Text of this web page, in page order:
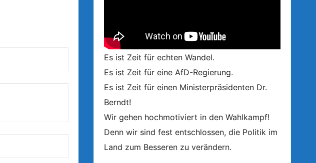
Es ist Zeit für echten Wandel.
Es ist Zeit für eine AfD-Regierung.
Es ist Zeit für einen Ministerpräsidenten Dr.
Berndt!
Wir gehen hochmotiviert in den Wahlkampf!
Denn wir sind fest entschlossen, die Politik im
Land zum Besseren zu verändern.